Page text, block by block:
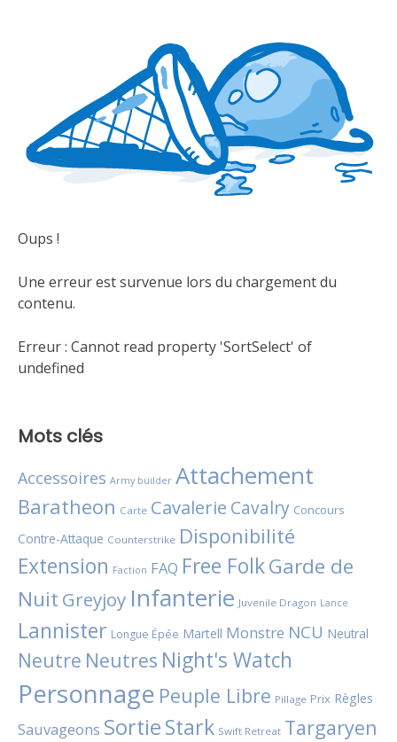
Oups !
Une erreur est survenue lors du chargement du
contenu.
Erreur : Cannot read property 'SortSelect' of
undefined
Mots clés
Accessoires Army builder Attachement
Baratheon Carte Cavalerie Cavalry Concours
Contre-Attaque Counterstrike Disponibilité
Extension Faction FAQ Free FolkGarde de
Nuit Greyjoy Infanterie Juvenile Dragon Lance
Lannister Longue Épée Martell Monstre NCU Neutral
Neutre Neutres Night's Watch
Personnage Peuple Libre Pillage Prix Règles
Sauvageons SortieStark Swift Retreat Targaryen